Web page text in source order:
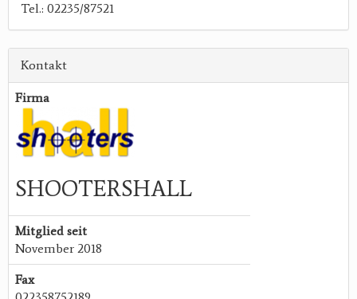
Tel.: 02235/87521
Kontakt
Firma
SHOOTERSHALL
Mitglied seit
November 2018
Fax